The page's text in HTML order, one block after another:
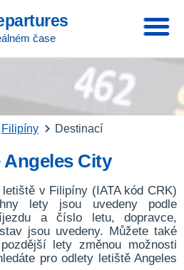
čase
Filipíny Destinací
City
v Filipíny (IATA kód CRK)
lety jsou uvedeny podle
a číslo letu, dopravce,
jsou uvedeny. Můžete také
lety změnou možnosti
pro odlety letiště Angeles